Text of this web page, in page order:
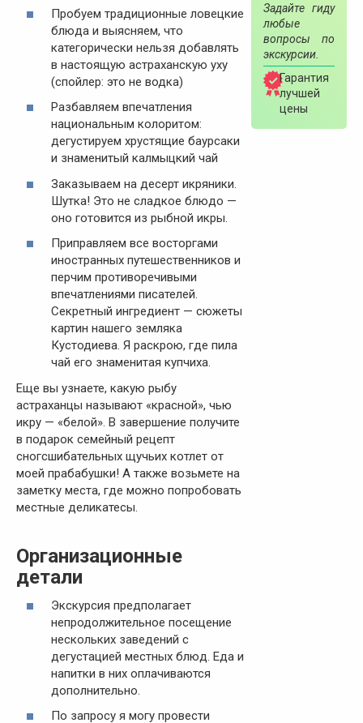
Задайте гиду
любые
вопросы по
экскурсии.
Гарантия
лучшей
цены
Пробуем традиционные ловецкие
блюда и выясняем, что
категорически нельзя добавлять
в настоящую астраханскую уху
(спойлер: это не водка)
Разбавляем впечатления
национальным колоритом:
дегустируем хрустящие баурсаки
и знаменитый калмыцкий чай
Заказываем на десерт икряники.
Шутка! Это не сладкое блюдо —
оно готовится из рыбной икры.
Приправляем все восторгами
иностранных путешественников и
перчим противоречивыми
впечатлениями писателей.
Секретный ингредиент — сюжеты
картин нашего земляка
Кустодиева. Я раскрою, где пила
чай его знаменитая купчиха.
Еще вы узнаете, какую рыбу
астраханцы называют «красной», чью
икру — «белой». В завершение получите
в подарок семейный рецепт
сногсшибательных щучьих котлет от
моей прабабушки! А также возьмете на
заметку места, где можно попробовать
местные деликатесы.
Организационные
детали
Экскурсия предполагает
непродолжительное посещение
нескольких заведений с
дегустацией местных блюд. Еда и
напитки в них оплачиваются
дополнительно.
По запросу я могу провести